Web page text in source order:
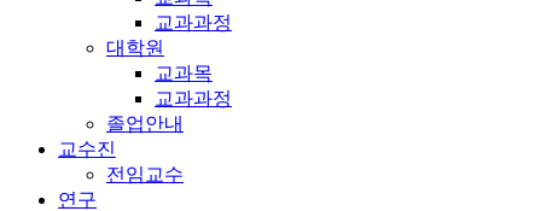
교과과정
대학원
교과목
교과과정
졸업안내
교수진
전임교수
연구